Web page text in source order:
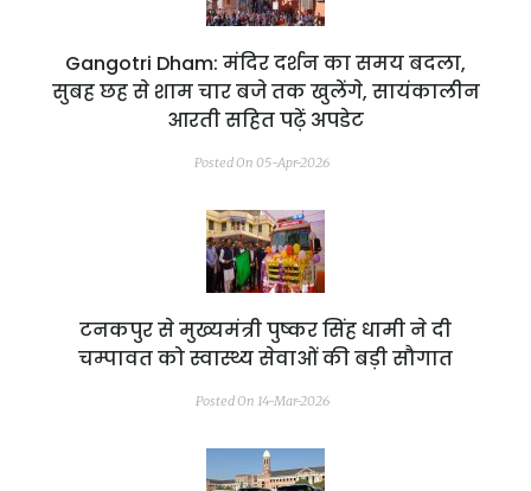
Gangotri Dham: मंदिर दर्शन का समय बदला,
सुबह छह से शाम चार बजे तक खुलेंगे, सायंकालीन
आरती सहित पढ़ें अपडेट
Posted On 05-Apr-2026
टनकपुर से मुख्यमंत्री पुष्कर सिंह धामी ने दी
चम्पावत को स्वास्थ्य सेवाओं की बड़ी सौगात
Posted On 14-Mar-2026